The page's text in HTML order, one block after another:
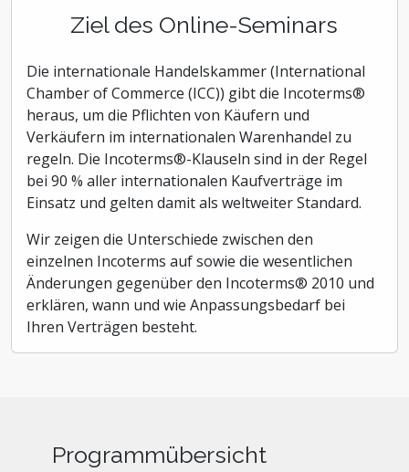
Ziel des Online-Seminars
Die internationale Handelskammer (International
Chamber of Commerce (ICC)) gibt die Incoterms®
heraus, um die Pflichten von Käufern und
Verkäufern im internationalen Warenhandel zu
regeln. Die Incoterms®-Klauseln sind in der Regel
bei 90 % aller internationalen Kaufverträge im
Einsatz und gelten damit als weltweiter Standard.
Wir zeigen die Unterschiede zwischen den
einzelnen Incoterms auf sowie die wesentlichen
Änderungen gegenüber den Incoterms® 2010 und
erklären, wann und wie Anpassungsbedarf bei
Ihren Verträgen besteht.
Programmübersicht